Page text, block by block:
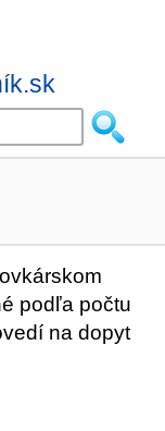
podľa počtu
na dopyt